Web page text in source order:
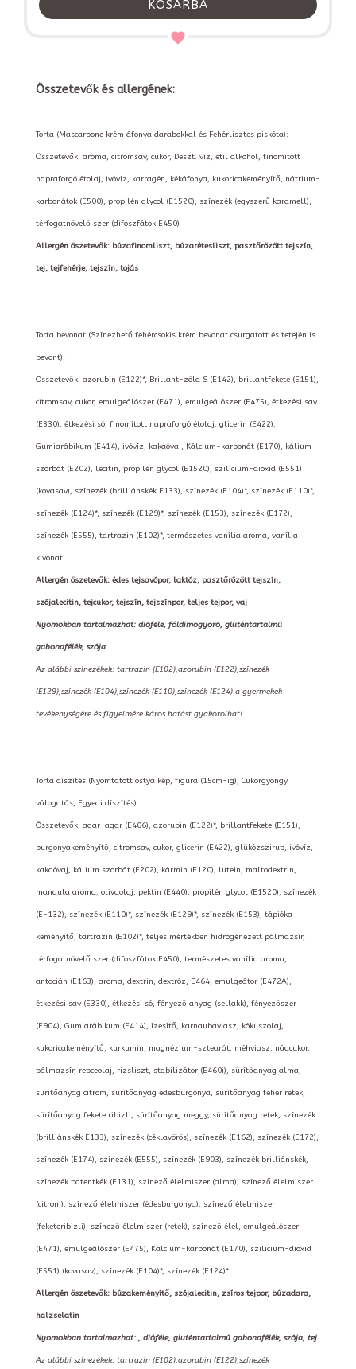
KOSÁRBA
Összetevők és allergének:
Torta (Mascarpone krém áfonya darabokkal és Fehérlisztes piskóta):
Összetevők: aroma, citromsav, cukor, Deszt. víz, etil alkohol, finomított
napraforgó étolaj, ivóvíz, karragén, kékáfonya, kukoricakeményítő, nátrium-
karbonátok (E500), propilén glycol (E1520), színezék (egyszerű karamell),
térfogatnövelő szer (difoszfátok E450)
Allergén öszetevők: búzafinomliszt, búzarétesliszt, pasztőrözött tejszín,
tej, tejfehérje, tejszín, tojás
Torta bevonat (Színezhető fehércsokis krém bevonat csurgatott és tetején is
bevont):
Összetevők: azorubin (E122)*, Brillant-zöld S (E142), brillantfekete (E151),
citromsav, cukor, emulgeálószer (E471), emulgeálószer (E475), étkezési sav
(E330), étkezési só, finomított napraforgó étolaj, glicerin (E422),
Gumiarábikum (E414), ivóvíz, kakaóvaj, Kálcium-karbonát (E170), kálium
szorbát (E202), lecitin, propilén glycol (E1520), szilícium-dioxid (E551)
(kovasav), színezék (brilliánskék E133), színezék (E104)*, színezék (E110)*,
színezék (E124)*, színezék (E129)*, színezék (E153), színezék (E172),
színezék (E555), tartrazin (E102)*, természetes vanília aroma, vanília
kivonat
Allergén öszetevők: édes tejsavópor, laktóz, pasztőrözött tejszín,
szójalecitin, tejcukor, tejszín, tejszínpor, teljes tejpor, vaj
Nyomokban tartalmazhat: dióféle, földimogyoró, gluténtartalmú
gabonafélék, szója
Az alábbi színezékek: tartrazin (E102),azorubin (E122),színezék
(E129),színezék (E104),színezék (E110),színezék (E124) a gyermekek
tevékenységére és figyelmére káros hatást gyakorolhat!
Torta díszítés (Nyomtatott ostya kép, figura (15cm-ig), Cukorgyöngy
válogatás, Egyedi díszítés):
Összetevők: agar-agar (E406), azorubin (E122)*, brillantfekete (E151),
burgonyakeményítő, citromsav, cukor, glicerin (E422), glükózszirup, ivóvíz,
kakaóvaj, kálium szorbát (E202), kármin (E120), lutein, maltodextrin,
mandula aroma, olivaolaj, pektin (E440), propilén glycol (E1520), színezék
(E-132), színezék (E110)*, színezék (E129)*, színezék (E153), tápióka
keményítő, tartrazin (E102)*, teljes mértékben hidrogénezett pálmazsír,
térfogatnövelő szer (difoszfátok E450), természetes vanília aroma,
antocián (E163), aroma, dextrin, dextróz, E464, emulgeátor (E472A),
étkezési sav (E330), étkezési só, fényező anyag (sellakk), fényezőszer
(E904), Gumiarábikum (E414), ízesítő, karnaubaviasz, kókuszolaj,
kukoricakeményítő, kurkumin, magnézium-sztearát, méhviasz, nádcukor,
pálmazsír, repceolaj, rizsliszt, stabilizátor (E460i), sürítőanyag alma,
sürítőanyag citrom, sürítőanyag édesburgonya, sürítőanyag fehér retek,
sürítőanyag fekete ribizli, sürítőanyag meggy, sürítőanyag retek, színezék
(brilliánskék E133), színezék (céklavörös), színezék (E162), színezék (E172),
színezék (E174), színezék (E555), színezék (E903), színezék brilliánskék,
színezék patentkék (E131), színező élelmiszer (alma), színező élelmiszer
(citrom), színező élelmiszer (édesburgonya), színező élelmiszer
(feketeribizli), színező élelmiszer (retek), színező élel, emulgeálószer
(E471), emulgeálószer (E475), Kálcium-karbonát (E170), szilícium-dioxid
(E551) (kovasav), színezék (E104)*, színezék (E124)*
Allergén öszetevők: búzakeményítő, szójalecitin, zsíros tejpor, búzadara,
halzselatin
Nyomokban tartalmazhat: , dióféle, gluténtartalmú gabonafélék, szója, tej
Az alábbi színezékek: tartrazin (E102),azorubin (E122),színezék